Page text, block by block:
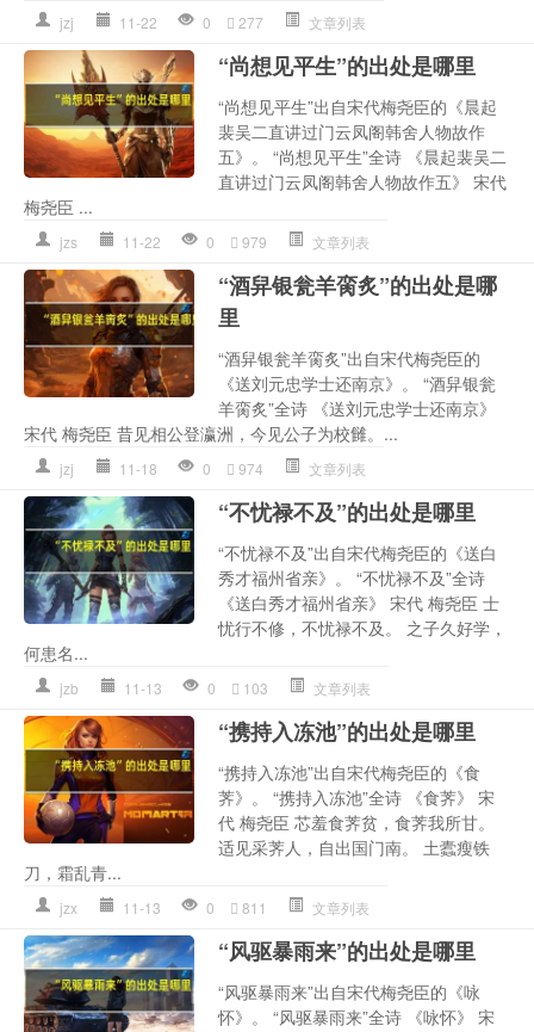
jzj 11-22 0 277 文章列表
“尚想见平生”的出处是哪里
“尚想见平生”出自宋代梅尧臣的《晨起
裴吴二直讲过门云凤阁韩舍人物故作
五》。 “尚想见平生”全诗 《晨起裴吴二
直讲过门云凤阁韩舍人物故作五》 宋代
梅尧臣 ...
jzs 11-22 0 979 文章列表
“酒舁银瓮羊脔炙”的出处是哪
里
“酒舁银瓮羊脔炙”出自宋代梅尧臣的
《送刘元忠学士还南京》。 “酒舁银瓮
羊脔炙”全诗 《送刘元忠学士还南京》
宋代 梅尧臣 昔见相公登瀛洲，今见公子为校雠。...
jzj 11-18 0 974 文章列表
“不忧禄不及”的出处是哪里
“不忧禄不及”出自宋代梅尧臣的《送白
秀才福州省亲》。 “不忧禄不及”全诗
《送白秀才福州省亲》 宋代 梅尧臣 士
忧行不修，不忧禄不及。 之子久好学，
何患名...
jzb 11-13 0 103 文章列表
“携持入冻池”的出处是哪里
“携持入冻池”出自宋代梅尧臣的《食
荠》。 “携持入冻池”全诗 《食荠》 宋
代 梅尧臣 芯羞食荠贫，食荠我所甘。
适见采荠人，自出国门南。 土蠹瘦铁
刀，霜乱青...
jzx 11-13 0 811 文章列表
“风驱暴雨来”的出处是哪里
“风驱暴雨来”出自宋代梅尧臣的《咏
怀》。 “风驱暴雨来”全诗 《咏怀》 宋